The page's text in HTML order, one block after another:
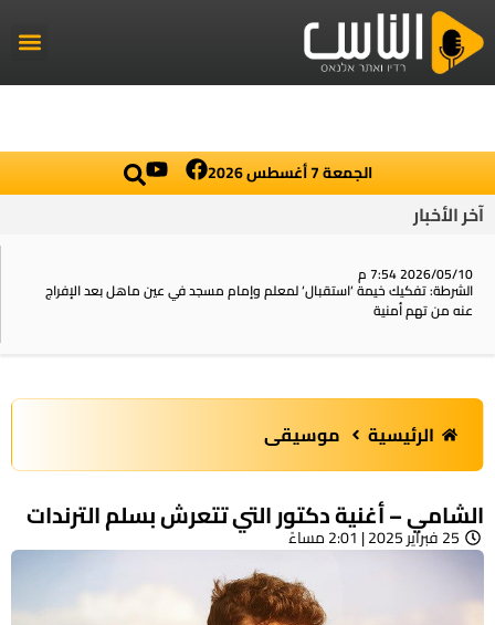
الجمعة 7 أغسطس 2026
آخر الأخبار
2026/05/10 7:54 م
الشرطة: تفكيك خيمة ‘استقبال‘ لمعلم وإمام مسجد في عين ماهل بعد الإفراج
عنه من تهم أمنية
الرئيسية موسيقى
الشامي – أغنية دكتور التي تتعرش بسلم الترندات
25 فبراير 2025 | 2:01 مساءً